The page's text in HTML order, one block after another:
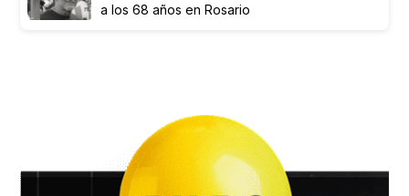
a los 68 años en Rosario